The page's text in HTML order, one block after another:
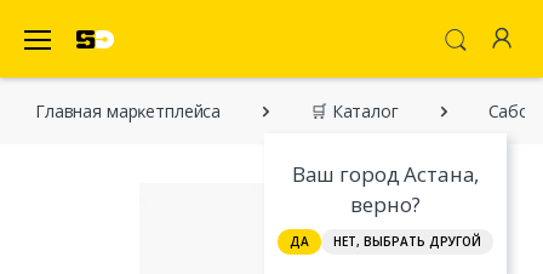
Ваш город Астана,
верно?
ДА НЕТ, ВЫБРАТЬ ДРУГОЙ
Главная марĸетплейса 🛒 Каталог Сабо